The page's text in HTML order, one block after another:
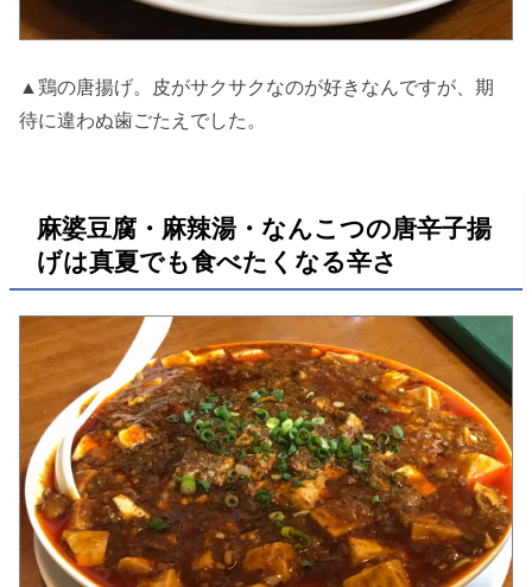
▲鶏の唐揚げ。皮がサクサクなのが好きなんですが、期
待に違わぬ歯ごたえでした。
麻婆豆腐・麻辣湯・なんこつの唐辛子揚
げは真夏でも食べたくなる辛さ